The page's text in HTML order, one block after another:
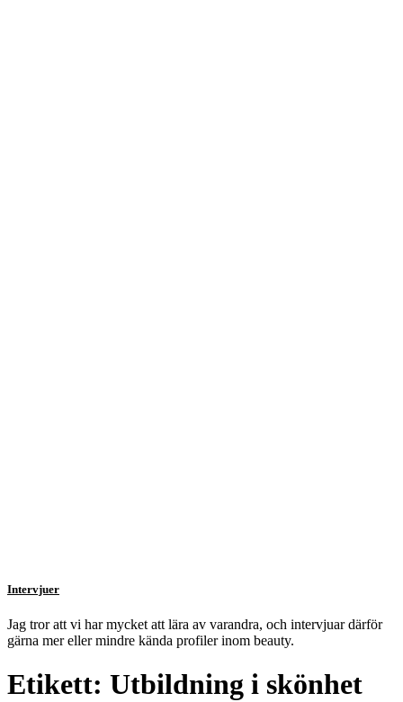
Intervjuer
Jag tror att vi har mycket att lära av varandra, och intervjuar därför
gärna mer eller mindre kända profiler inom beauty.
Etikett: Utbildning i skönhet